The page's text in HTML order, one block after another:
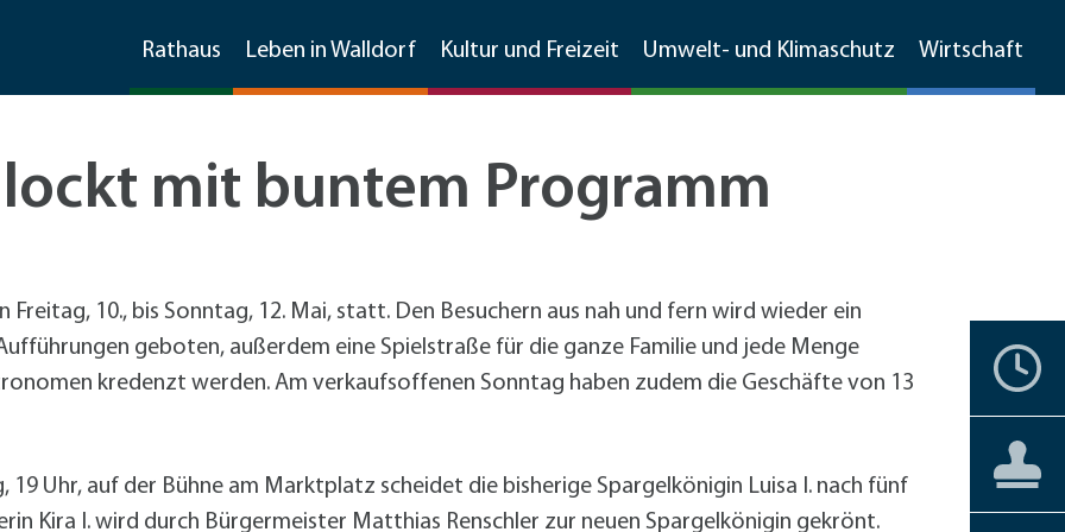
Rathaus
Ratsinfosystem
Gemeinderat & Ausschüsse
Walldorfer Rundschau
Partnerstädte
Ehrenbürger
Gebärdensprache
Leben in Walldorf
Soziale Dienste
Kirchen
Ehrenamtskompass
Bürgerengagement
Vereine
Kultur und Freizeit
Gewerbegebietsfest
Jubiläumsfest 125 Jahre Stadtrechte
Spargelmarkt
Freizeit und mehr
Freizeiteinrichtungen
Vereine
Übernachtungen
Natur
Stadtgeschichte
Historisches Walldorf
Luftbilder
Liebenswertes
Umwelt- und Klimaschutz
Förderprogramme Bauen und Sanieren
Invasive Arten
Weitere Infos
Asiatische Tigermücke
Mobilität
Radverkehrskonzept
CarSharing
Umweltschutz
Gemarkungsputz
Lärmaktionsplan
Boden- und Wasserschutz
Natur
Storchenwiese
Wälder
Hochholz
Reilinger
+
Förderprogramme
Vereine
Wirtschaft
Kommunikation
Förderprogramme
Für Kleinstbetriebe
Umweltförderprogramme Gewerbe
+
Existenzgründung und -sicherung
Material, Formulare, Downloads
Partner der Wirtschaft
Formulare und Downloads
Datenschutzhinweise zur
Unternehmensbefragung
Branchenverzeichnis
MetropolPark Wiesloch-Walldorf
mit buntem Programm
10., bis Sonntag, 12. Mai, statt. Den Besuchern aus nah und fern wird wieder ein
geboten, außerdem eine Spielstraße für die ganze Familie und jede Menge
kredenzt werden. Am verkaufsoffenen Sonntag haben zudem die Geschäfte von 13
Uhr, auf der Bühne am Marktplatz scheidet die bisherige Spargelkönigin Luisa I. nach fünf
Kira I. wird durch Bürgermeister Matthias Renschler zur neuen Spargelkönigin gekrönt.
Termine